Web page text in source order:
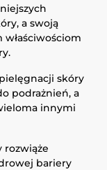
a swoją
skóry
podrażnień, a
innymi
rozwiąże
bariery